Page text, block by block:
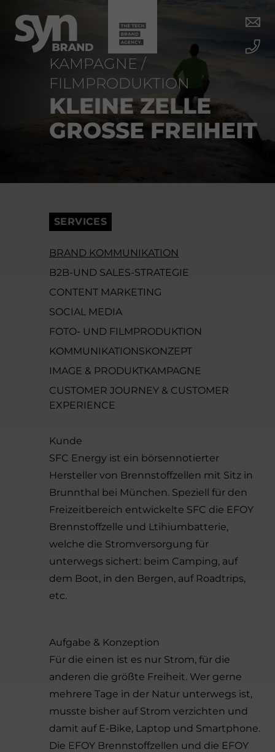
KAMPAGNE /
FILMPRODUKTION
KLEINE ZELLE
GROSSE FREIHEIT
SERVICES
BRAND KOMMUNIKATION
B2B-UND SALES-STRATEGIE
CONTENT MARKETING
SOCIAL MEDIA
FOTO- UND FILMPRODUKTION
KOMMUNIKATIONSKONZEPT
IMAGE & PRODUKTKAMPAGNE
CUSTOMER JOURNEY & CUSTOMER
EXPERIENCE
Kunde
SFC Energy ist ein börsennotierter
Hersteller von Brennstoffzellen mit Sitz in
Brunnthal bei München. Speziell für den
Freizeitbereich entwickelte SFC die EFOY
Brennstoffzelle und Ltihiumbatterie,
welche die Stromversorgung für
unterwegs sichert: beim Camping, auf
dem Boot, in den Bergen, auf Roadtrips,
etc.
Aufgabe & Konzeption
Für die einen ist es nur Strom, für die
anderen die größte Freiheit. Wer gerne
mehrere Tage in der Natur unterwegs ist,
musste bisher auf Strom verzichten und
damit auf E-Bike, Laptop und Smartphone.
Die EFOY Brennstoffzellen und die EFOY